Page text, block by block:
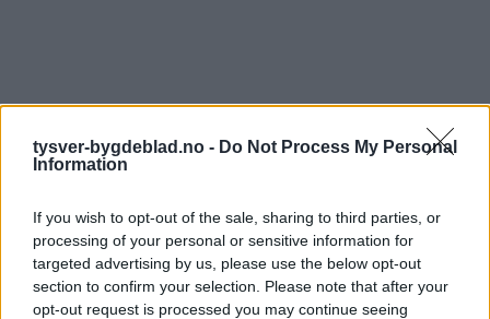
tysver-bygdeblad.no - Do Not Process My Personal
Information
If you wish to opt-out of the sale, sharing to third parties, or
processing of your personal or sensitive information for
targeted advertising by us, please use the below opt-out
section to confirm your selection. Please note that after your
opt-out request is processed you may continue seeing